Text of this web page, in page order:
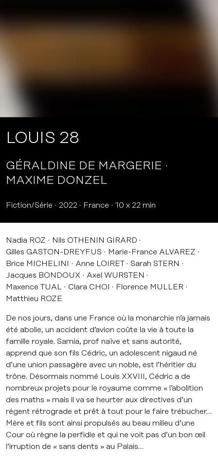
LOUIS 28
GÉRALDINE DE MARGERIE
MAXIME DONZEL
Fiction/Série 2022 France 10 x 22 min
Nadia ROZ
Nils OTHENIN GIRARD
Gilles GASTON-DREYFUS
Marie-France ALVAREZ
Brice MICHELINI
Anne LOIRET
Sarah STERN
Jacques BONDOUX
Axel WURSTEN
Maxence TUAL
Clara CHOI
Florence MULLER
Matthieu ROZE
De nos jours, dans une France où la monarchie n’a jamais
été abolie, un accident d’avion coûte la vie à toute la
famille royale. Samia, prof naïve et sans autorité,
apprend que son fils Cédric, un adolescent nigaud né
d’une union passagère avec un noble, est l’héritier du
trône. Désormais nommé Louis XXVIII, Cédric a de
nombreux projets pour le royaume comme « l’abolition
des maths » mais il va se heurter aux directives d’un
régent rétrograde et prêt à tout pour le faire trébucher…
Mère et fils sont ainsi propulsés au beau milieu d’une
Cour où règne la perfidie et qui ne voit pas d’un bon œil
l’irruption de « sans dents » au Palais…